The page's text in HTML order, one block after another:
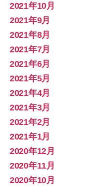
2021年10月
2021年9月
2021年8月
2021年7月
2021年6月
2021年5月
2021年4月
2021年3月
2021年2月
2021年1月
2020年12月
2020年11月
2020年10月